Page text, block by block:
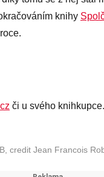
knihy
či u svého knihkupce.
credit Jean Francois